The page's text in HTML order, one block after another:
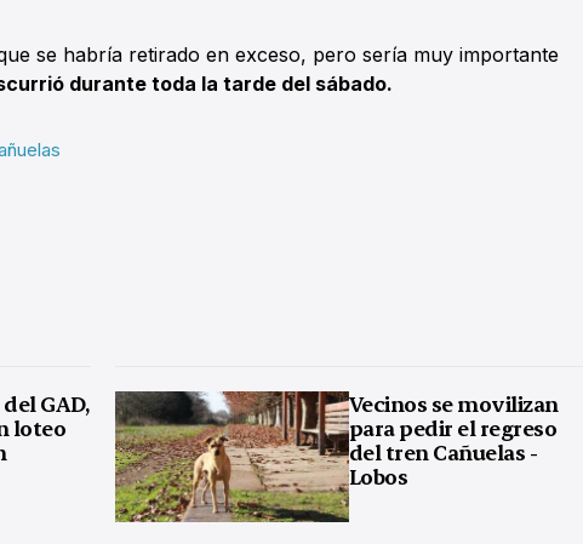
se habría retirado en exceso, pero sería muy importante
durante toda la tarde del sábado.
GAD,
loteo
Vecinos se movilizan
para pedir el regreso
del tren Cañuelas -
Lobos